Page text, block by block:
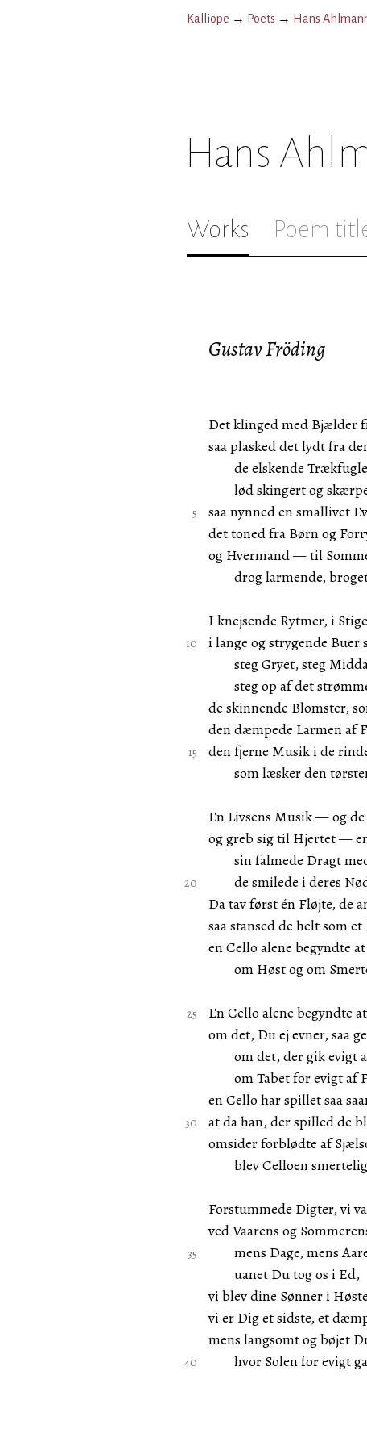
Kalliope → Poets → Hans
Hans
Works Poem
Gustav Fröding
Det klinged med Bjælder
saa plasked det lydt fra
de elskende
lød skingert og
saa nynned en smallivet
det toned fra Børn og
og Hvermand — til
drog larmende,
I knejsende Rytmer, i
i lange og strygende Buer
steg Gryet, steg
steg op af det
de skinnende Blomster,
den dæmpede Larmen af
den fjerne Musik i de
som læsker den
En Livsens Musik — og
og greb sig til Hjertet —
sin falmede Dragt
de smilede i deres
Da tav først én Fløjte, de
saa stansed de helt som
en Cello alene begyndte
om Høst og om
En Cello alene begyndte
om det, Du ej evner, saa
om det, der gik evigt
om Tabet for evigt af
en Cello har spillet saa
at da han, der spilled de
omsider forblødte af
blev Celloen
Forstummede Digter, vi
ved Vaarens og
mens Dage, mens
uanet Du tog os i Ed,
vi blev dine Sønner i
vi er Dig et sidste, et
mens langsomt og bøjet
hvor Solen for evigt